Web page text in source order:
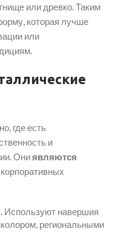
или древко. Таким
которая лучше
или
где есть
и
Ониявляются
Используют навершия
региональными